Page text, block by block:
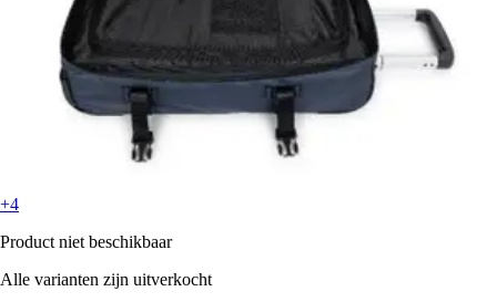
+4
Product niet beschikbaar
Alle varianten zijn uitverkocht